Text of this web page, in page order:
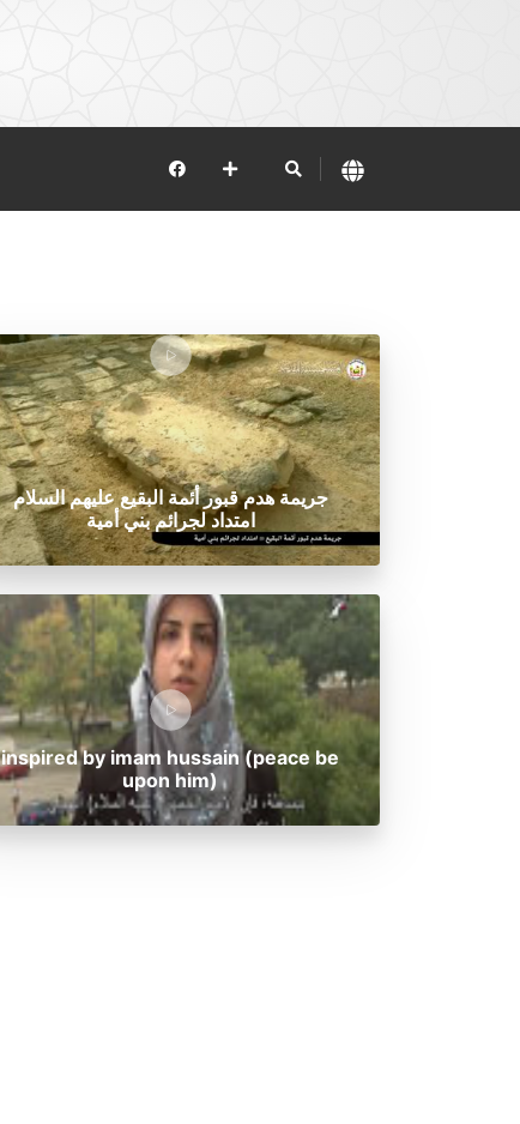
جريمة هدم قبور أئمة البقيع عليهم السلام
امتداد لجرائم بني أمية
inspired by imam hussain (peace be
upon him)